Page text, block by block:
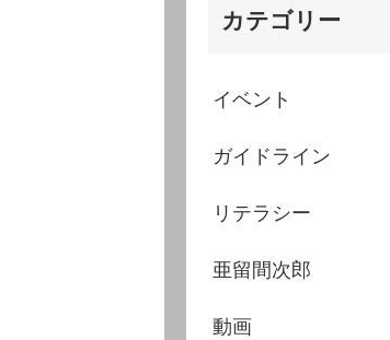
カテゴリー
イベント
ガイドライン
リテラシー
亜留間次郎
動画